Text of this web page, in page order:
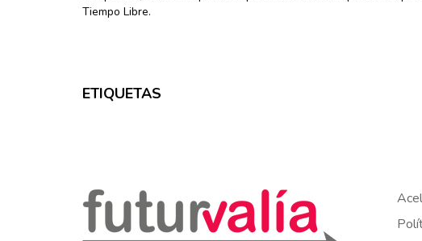
Tiempo Libre.
ETIQUETAS